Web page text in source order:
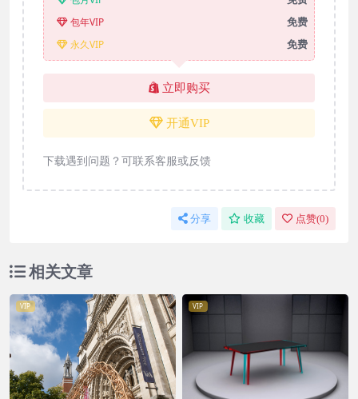
包年VIP 免费
永久VIP 免费
立即购买
开通VIP
下载遇到问题？可联系客服或反馈
分享 收藏 点赞(0)
相关文章
VIP VIP